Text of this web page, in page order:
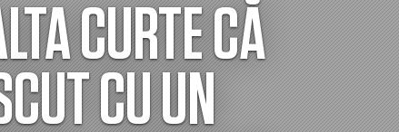
CURTE CĂ
CU UN